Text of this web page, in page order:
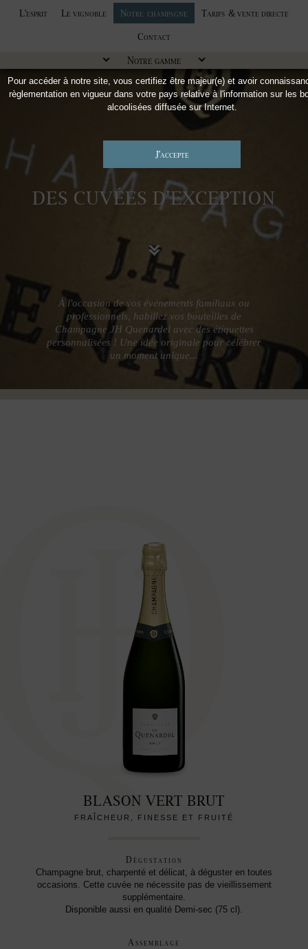
L'esprit Le vignoble Notre champagne Tarifs & vente directe
Contact
Notre gamme
DES CUVÉES D'EXCEPTION
À l'occasion de vos événements familiaux ou
professionnels, habillez vos bouteilles de
Champagne JH Quenardel avec des étiquettes
personnalisées ! Une idée originale pour célébrer
un moment unique...
BLASON VERT BRUT
FRAÎCHEUR, FINESSE ET FRUITÉ
Dégustation
Champagne brut, charpenté et délicat, à déguster en toutes
occasions. Cette cuvée ne nécessite pas de vieillissement
supplémentaire.
Disponible aussi en qualité Demi-sec (75 cl).
Assemblage
Pour accéder à notre site, vous certifiez être majeur(e) et avoir
règlementation en vigueur dans votre pays relative à l'information sur les
alcoolisées diffusée sur Internet.